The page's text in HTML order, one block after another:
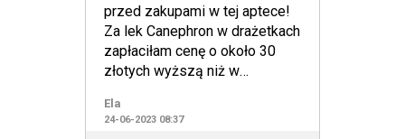
przed zakupami w tej aptece!
Za lek Canephron w drażetkach
zapłaciłam cenę o około 30
złotych wyższą niż w
Ela
24-06-2023 08:37